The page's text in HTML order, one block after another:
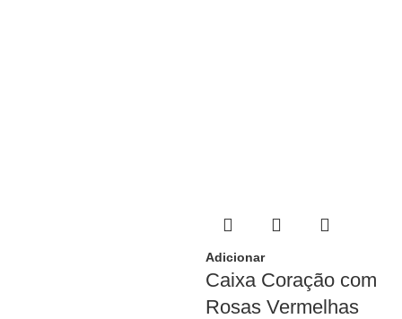
Adicionar
Caixa Coração com
Rosas Vermelhas